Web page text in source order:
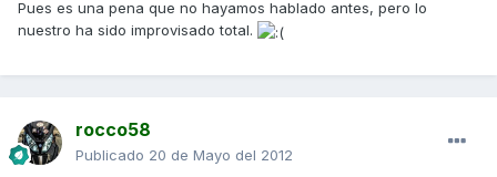
Pues es una pena que no hayamos hablado antes, pero lo
nuestro ha sido improvisado total.
rocco58
Publicado 20 de Mayo del 2012